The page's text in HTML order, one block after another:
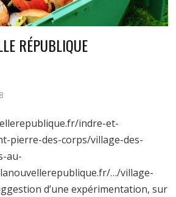
RÉPUBLIQUE
indre-et-
pierre-des-corps/village-des-
au-
…/village-
d’une expérimentation, sur